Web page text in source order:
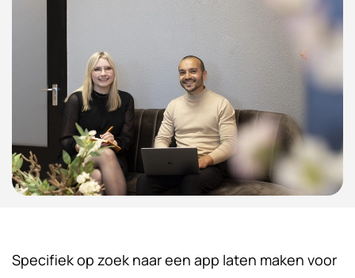
Specifiek op zoek naar een app laten maken voor